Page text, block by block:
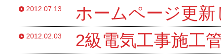
2012.07.13 ホームページ更
2012.02.03 2級電気工事施工